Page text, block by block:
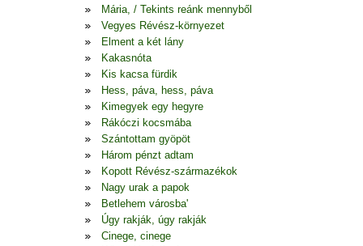
Mária, / Tekints reánk mennyből
Vegyes Révész-környezet
Elment a két lány
Kakasnóta
Kis kacsa fürdik
Hess, páva, hess, páva
Kimegyek egy hegyre
Rákóczi kocsmába
Szántottam gyöpöt
Három pénzt adtam
Kopott Révész-származékok
Nagy urak a papok
Betlehem városba'
Úgy rakják, úgy rakják
Cinege, cinege